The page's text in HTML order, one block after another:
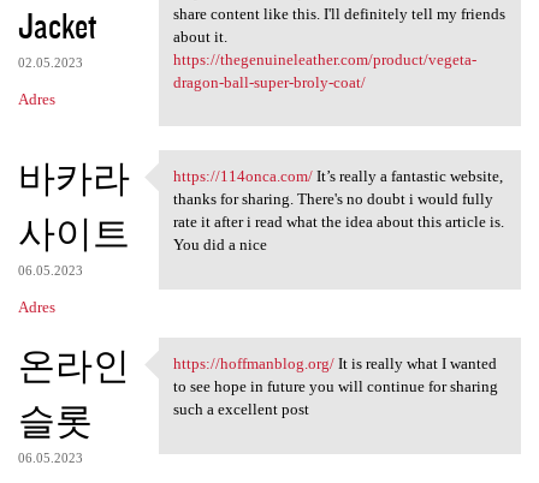
Jacket
02.05.2023
Adres
share content like this. I'll definitely tell my friends
about it.
https://thegenuineleather.com/product/vegeta-
dragon-ball-super-broly-coat/
바카라
사이트
06.05.2023
Adres
https://114onca.com/ It’s
https://114onca.com/It’s really a fantastic website,
thanks for sharing. There's no doubt i would fully
rate it after i read what the idea about this article is.
You did a nice
온라인
슬롯
06.05.2023
https://hoffmanblog.org/ It
https://hoffmanblog.org/It is really what I wanted
to see hope in future you will continue for sharing
such a excellent post